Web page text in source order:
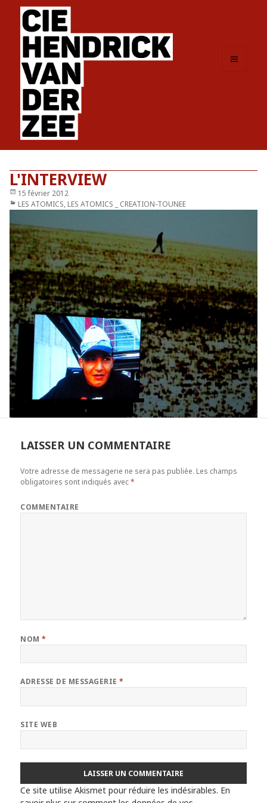
L'INTERVIEW
Publié
le
15 février 2012
Catégories
LES ATOMICS, LES ATOMICS _ CREATION-TOUNEE
LAISSER UN COMMENTAIRE
Votre adresse de messagerie ne sera pas publiée. Les champs
obligatoires sont indiqués avec*
COMMENTAIRE
NOM*
ADRESSE DE MESSAGERIE*
SITE WEB
Ce site utilise Akismet pour réduire les indésirables. En